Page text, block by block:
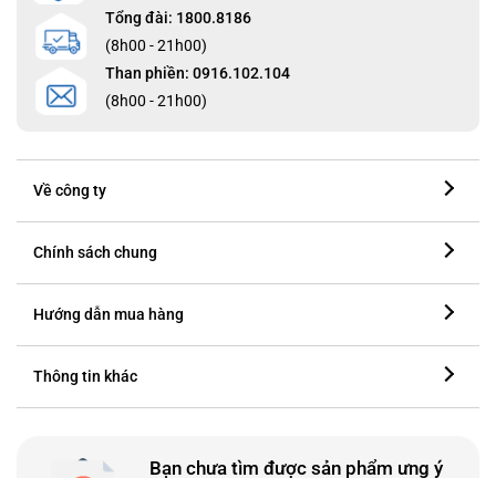
Tổng đài: 1800.8186
(8h00 - 21h00)
Than phiền: 0916.102.104
(8h00 - 21h00)
Về công ty
Chính sách chung
Hướng dẫn mua hàng
Thông tin khác
Bạn chưa tìm được sản phẩm ưng ý